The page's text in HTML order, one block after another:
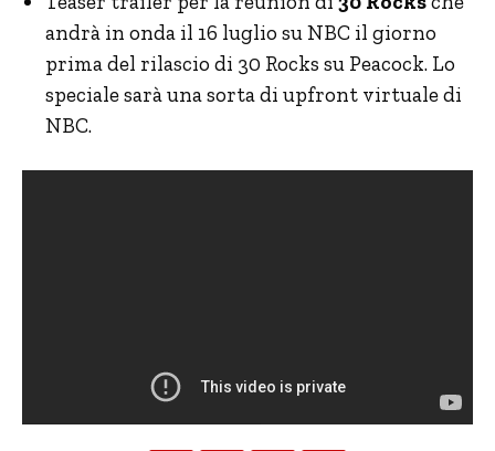
andrà in onda il 16 luglio su NBC il giorno
prima del rilascio di 30 Rocks su Peacock. Lo
speciale sarà una sorta di upfront virtuale di
NBC.